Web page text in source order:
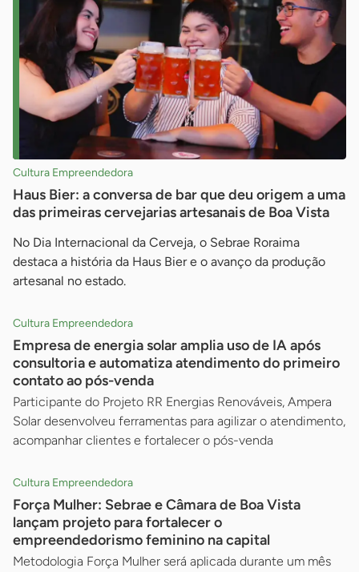
Cultura Empreendedora
Haus Bier: a conversa de bar que deu origem a uma
das primeiras cervejarias artesanais de Boa Vista
No Dia Internacional da Cerveja, o Sebrae Roraima
destaca a história da Haus Bier e o avanço da produção
artesanal no estado.
Cultura Empreendedora
Empresa de energia solar amplia uso de IA após
consultoria e automatiza atendimento do primeiro
contato ao pós-venda
Participante do Projeto RR Energias Renováveis, Ampera
Solar desenvolveu ferramentas para agilizar o atendimento,
acompanhar clientes e fortalecer o pós-venda
Cultura Empreendedora
Força Mulher: Sebrae e Câmara de Boa Vista
lançam projeto para fortalecer o
empreendedorismo feminino na capital
Metodologia Força Mulher será aplicada durante um mês